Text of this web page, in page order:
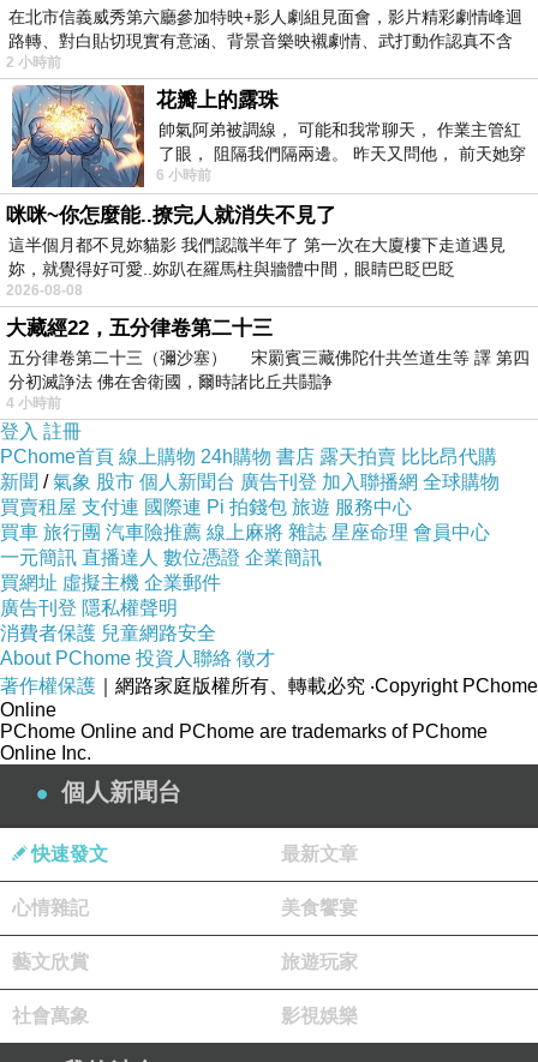
也太方便了吧！！不用在那邊找翻譯啦ＱＱ
Mountain’s灣區民宿及Spa (Mountain’s Bay
Guest House and Spa) 的介紹在下面
如果有興趣到這附近玩的，不妨可以看看喔！
以下是 Mountain’s灣區民宿及Spa (Mountain’s
Bay Guest House and Spa) 的介紹 如果也跟我
一樣喜歡不妨看看喔!
PS.若您家裡有0~4歲的小朋友，
費《迪士尼美語世界試用包》
↓↓↓限量特優價格按鈕↓↓↓
在北市信義威秀第六廳參加特映+影人劇組見面會，影片精彩劇情峰迴
路轉、對白貼切現實有意涵、背景音樂映襯劇情、武打動作認真不含
糊、
2 小時前
花瓣上的露珠
帥氣阿弟被調線， 可能和我常聊天， 作業主管紅
了眼， 阻隔我們隔兩邊。 昨天又問他， 前天她穿
什麼顏色衣服， 不經
6 小時前
咪咪~你怎麼能..撩完人就消失不見了
這半個月都不見妳貓影 我們認識半年了 第一次在大廈樓下走道遇見
妳，就覺得好可愛..妳趴在羅馬柱與牆體中間，眼睛巴眨巴眨
2026-08-08
大藏經22，五分律卷第二十三
五分律卷第二十三（彌沙塞） 宋罽賓三藏佛陀什共竺道生等 譯 第四
分初滅諍法 佛在舍衛國，爾時諸比丘共鬪諍
4 小時前
登入 註冊
PChome首頁 線上購物 24h購物 書店 露天拍賣 比比昂代購
新聞 /氣象 股市 個人新聞台 廣告刊登 加入聯播網 全球購物
買賣租屋 支付連 國際連 Pi 拍錢包 旅遊 服務中心
買車 旅行團 汽車險推薦 線上麻將 雜誌 星座命理 會員中心
一元簡訊 直播達人 數位憑證 企業簡訊
買網址 虛擬主機 企業郵件
廣告刊登 隱私權聲明
消費者保護 兒童網路安全
About PChome 投資人聯絡 徵才
著作權保護 ｜網路家庭版權所有、轉載必究 ‧Copyright PChome
Online
PChome Online and PChome are trademarks of PChome
Online Inc.
個人新聞台
快速發文 最新文章
心情雜記 美食饗宴
藝文欣賞 旅遊玩家
社會萬象 影視娛樂